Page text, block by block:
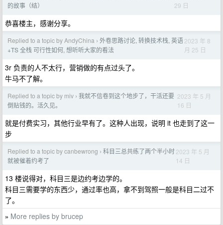
的故事（结）
29 日
恭喜楼主，感谢分享。
Replied to a topic by AndyChina › 外卷思路讨论, 转换技术栈, 英语
+TS 全栈 可行性如何, 想听听大家的看法
2023 年 8
月 25 日
3r 负责的人不太行，营销做的有点过头了。
牛马不了解。
Replied to a topic by miv › 我就不信卷到这个地步了，干活还要
倒贴钱的。活久见。
2023 年 5 月
16 日
就是付费实习，其他行业早有了。这种人出现，说明 it 也走到了这一
步
Replied to a topic by canbewrong › 科目三总共练了两个半小时
就被催着约考了
2023 年 5 月
14 日
13 楼说得对，科目三是边约考边学的。
科目三需要学的东西少，通过率也高，拿不到驾照一般是科目二过不
了。
» More replies by brucep